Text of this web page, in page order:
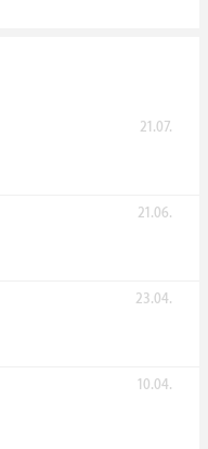
21.07.
21.06.
23.04.
10.04.